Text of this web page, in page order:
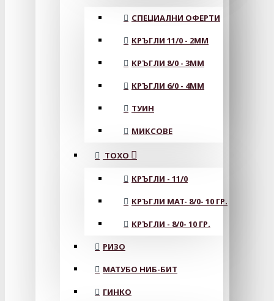
СПЕЦИАЛНИ ОФЕРТИ
КРЪГЛИ 11/0 - 2MM
КРЪГЛИ 8/0 - 3MM
КРЪГЛИ 6/0 - 4MM
ТУИН
МИКСОВЕ
ТОХО
КРЪГЛИ - 11/0
КРЪГЛИ MAT- 8/0- 10 ГР.
КРЪГЛИ - 8/0- 10 ГР.
РИЗО
МАТУБО НИБ-БИТ
ГИНКО